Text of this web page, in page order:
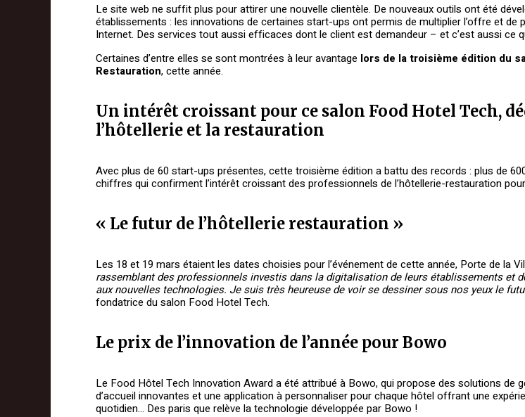
Le site web ne suffit plus pour attirer une nouvelle clientèle. De nouveaux outils ont été
établissements : les innovations de certaines start-ups ont permis de multiplier l’offre et
Internet. Des services tout aussi efficaces dont le client est demandeur – et c’est aussi ce
Certaines d’entre elles se sont montrées à leur avantage lors de la troisième édition du
Restauration, cette année.
Un intérêt croissant pour ce salon Food Hotel Tech,
l’hôtellerie et la restauration
Avec plus de 60 start-ups présentes, cette troisième édition a battu des records : plus de
chiffres qui confirment l’intérêt croissant des professionnels de l’hôtellerie-restauration
« Le futur de l’hôtellerie restauration »
Les 18 et 19 mars étaient les dates choisies pour l’événement de cette année, Porte de la
rassemblant des professionnels investis dans la digitalisation de leurs établissements et
aux nouvelles technologies. Je suis très heureuse de voir se dessiner sous nos yeux le
fondatrice du salon Food Hotel Tech.
Le prix de l’innovation de l’année pour Bowo
Le Food Hôtel Tech Innovation Award a été attribué à Bowo, qui propose des solutions de
d’accueil innovantes et une application à personnaliser pour chaque hôtel offrant une
quotidien… Des paris que relève la technologie développée par Bowo !